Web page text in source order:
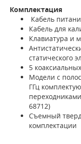
Комплектация
Кабель
Кабель для
Клавиатура и
статического
5
Модели с
ГГц
68712)
Съемный
комплектации